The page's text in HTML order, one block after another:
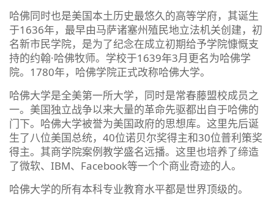
哈佛同时也是美国本土历史最悠久的高等学府，其诞生
于1636年，最早由马萨诸塞州殖民地立法机关创建，初
名新市民学院，是为了纪念在成立初期给予学院慷慨支
持的约翰·哈佛牧师。学校于1639年3月更名为哈佛学
院。1780年，哈佛学院正式改称哈佛大学。
哈佛大学是全美第一所大学，同时是常春藤盟校成员之
一。美国独立战争以来大量的革命先驱都出自于哈佛的
门下。哈佛大学被誉为美国政府的思想库。这里先后诞
生了八位美国总统，40位诺贝尔奖得主和30位普利策奖
得主。其商学院案例教学盛名远播。这里也培养了缔造
了微软、IBM、Facebook等一个个商业奇迹的人。
哈佛大学的所有本科专业教育水平都是世界顶级的。